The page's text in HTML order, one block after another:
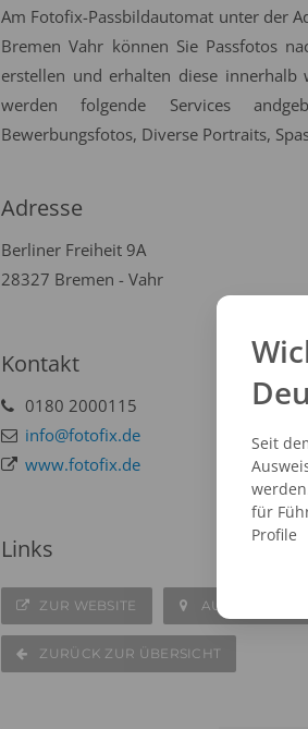
Am Fotofix-Passbildautomat unter der
Bremen Vahr können Sie Passfotos
erstellen und erhalten diese innerhalb
werden folgende Services
Bewerbungsfotos, Diverse Portraits,
Adresse
Berliner Freiheit 9A
28327 Bremen - Vahr
Kontakt
0180 2000115
info@fotofix.de
www.fotofix.de
Links
ZUR WEBSITE AUF DER
ZURÜCK ZUR ÜBERSICHT
Seit
für
Profile